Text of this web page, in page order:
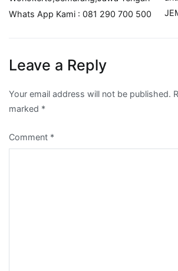
Whats App Kami : 081 290 700 500
Leave a Reply
Your email address will not be published.
marked *
Comment *